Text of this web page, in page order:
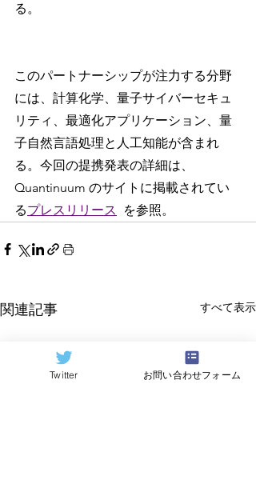
る。
このパートナーシップが注力する分野
には、計算化学、量子サイバーセキュ
リティ、最適化アプリケーション、量
子自然言語処理と人工知能が含まれ
る。今回の提携発表の詳細は、
Quantinuum のサイトに掲載されてい
るプレスリリース を参照。
関連記事 すべて表示
Twitter お問い合わせフォーム